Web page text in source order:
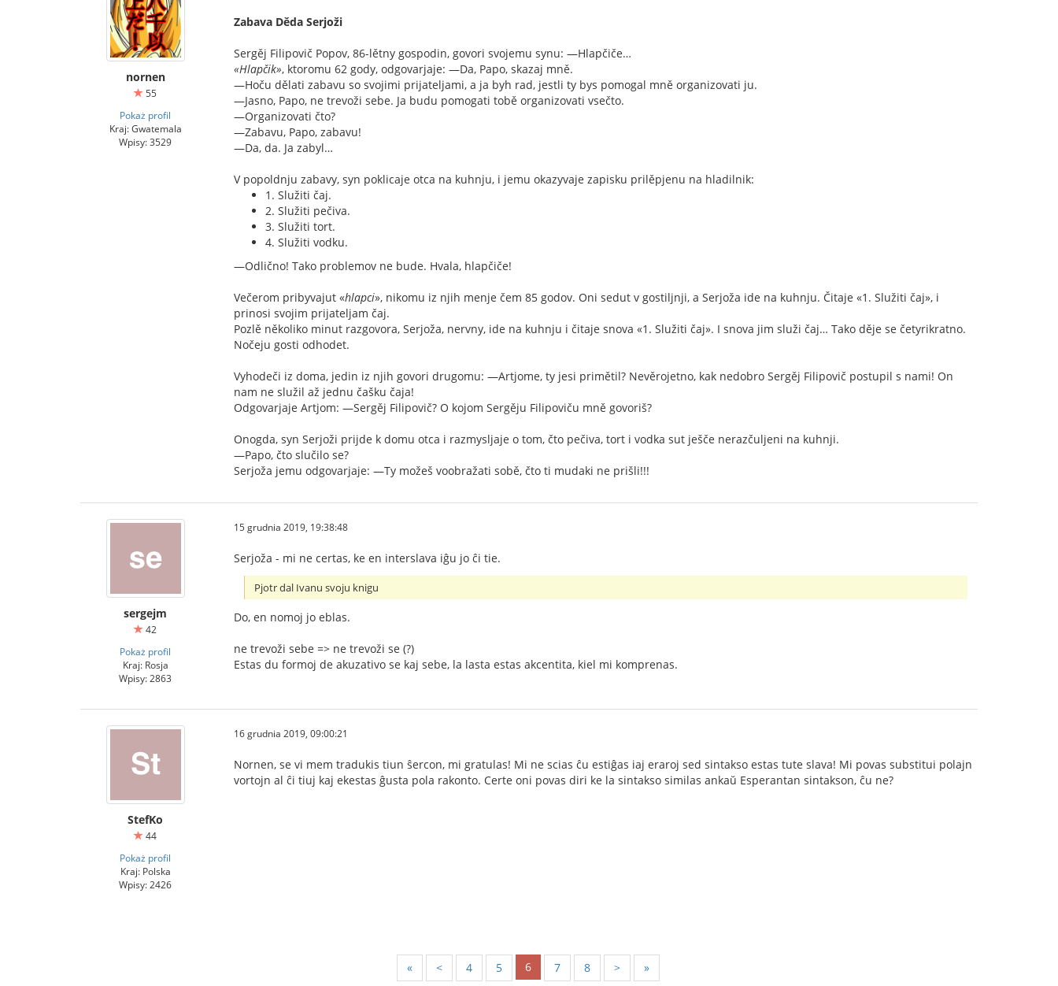
nornen
55
Pokaż profil
Kraj: Gwatemala
Wpisy: 3529
Zabava Děda Serjoži
Sergěj Filipovič Popov, 86-lětny gospodin, govori svojemu synu: —Hlapčiče…
«Hlapčik», ktoromu 62 gody, odgovarjaje: —Da, Papo, skazaj mně.
—Hoču dělati zabavu so svojimi prijateljami, a ja byh rad, jestli ty bys pomogal mně organizovati ju.
—Jasno, Papo, ne trevoži sebe. Ja budu pomogati tobě organizovati vsečto.
—Organizovati čto?
—Zabavu, Papo, zabavu!
—Da, da. Ja zabyl…
V popoldnju zabavy, syn poklicaje otca na kuhnju, i jemu okazyvaje zapisku prilěpjenu na hladilnik:
1. Služiti čaj.
2. Služiti pečiva.
3. Služiti tort.
4. Služiti vodku.
—Odlično! Tako problemov ne bude. Hvala, hlapčiče!
Večerom pribyvajut «hlapci», nikomu iz njih menje čem 85 godov. Oni sedut v gostiljnji, a Serjoža ide na kuhnju. Čitaje «1. Služiti čaj», i
prinosi svojim prijateljam čaj.
Pozlě několiko minut razgovora, Serjoža, nervny, ide na kuhnju i čitaje snova «1. Služiti čaj». I snova jim služi čaj… Tako děje se četyrikratno.
Nočeju gosti odhodet.
Vyhodeči iz doma, jedin iz njih govori drugomu: —Artjome, ty jesi primětil? Nevěrojetno, kak nedobro Sergěj Filipovič postupil s nami! On
nam ne služil až jednu čašku čaja!
Odgovarjaje Artjom: —Sergěj Filipovič? O kojom Sergěju Filipoviču mně govoriš?
Onogda, syn Serjoži prijde k domu otca i razmysljaje o tom, čto pečiva, tort i vodka sut ješče nerazčuljeni na kuhnji.
—Papo, čto slučilo se?
Serjoža jemu odgovarjaje: —Ty možeš voobražati sobě, čto ti mudaki ne prišli!!!
sergejm
42
Pokaż profil
Kraj: Rosja
Wpisy: 2863
15 grudnia 2019, 19:38:48
Serjoža - mi ne certas, ke en interslava iĝu jo ĉi tie.
Pjotr dal Ivanu svoju knigu
Do, en nomoj jo eblas.
ne trevoži sebe => ne trevoži se (?)
Estas du formoj de akuzativo se kaj sebe, la lasta estas akcentita, kiel mi komprenas.
StefKo
44
Pokaż profil
Kraj: Polska
Wpisy: 2426
16 grudnia 2019, 09:00:21
Nornen, se vi mem tradukis tiun ŝercon, mi gratulas! Mi ne scias ĉu estiĝas iaj eraroj sed sintakso estas tute slava! Mi povas substitui polajn
vortojn al ĉi tiuj kaj ekestas ĝusta pola rakonto. Certe oni povas diri ke la sintakso similas ankaŭ Esperantan sintakson, ĉu ne?
« < 4 5 6 7 8 > »